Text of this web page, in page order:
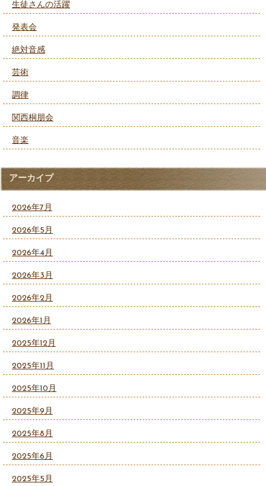
生徒さんの活躍
発表会
絶対音感
芸術
調律
関西桐朋会
音楽
アーカイブ
2026年7月
2026年5月
2026年4月
2026年3月
2026年2月
2026年1月
2025年12月
2025年11月
2025年10月
2025年9月
2025年8月
2025年6月
2025年5月